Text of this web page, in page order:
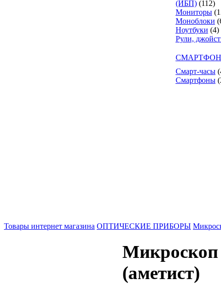
(ИБП) (112)
Мониторы
Моноблоки
Ноутбуки (4)
Рули,
Смарт-часы
Смартфоны
Товары интернет магазина ОПТИЧЕСКИЕ ПРИБОРЫ
(аметист)